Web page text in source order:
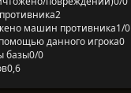
2
машин противника1/0
данного игрока0
базы0/0
0,6